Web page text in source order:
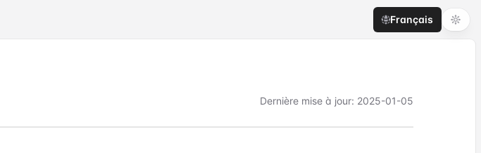
Français
Dernière mise à jour: 2025-01-05